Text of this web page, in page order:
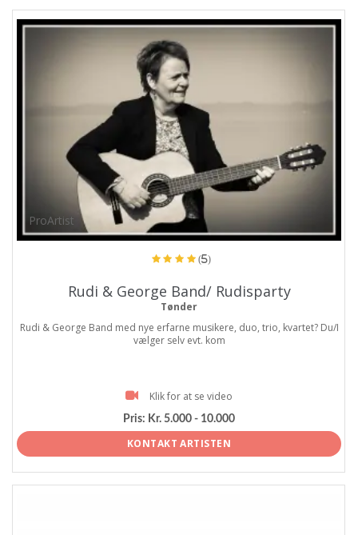
ProArtist
(5)
Rudi & George Band/ Rudisparty
Tønder
Rudi & George Band med nye erfarne musikere, duo, trio, kvartet? Du/I
vælger selv evt. kom
Klik for at se video
Pris: Kr. 5.000 - 10.000
KONTAKT ARTISTEN